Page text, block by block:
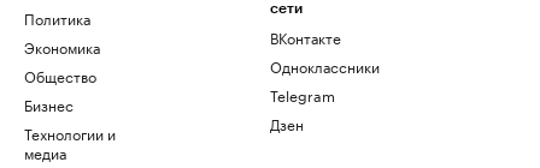
Политика
Экономика
Общество
Бизнес
Технологии и
медиа
сети
ВКонтакте
Одноклассники
Telegram
Дзен